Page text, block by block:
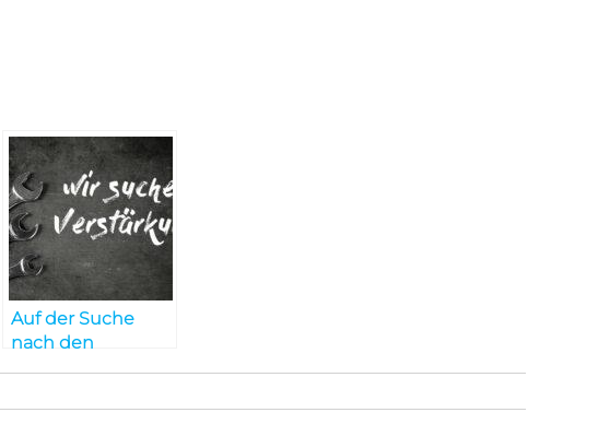
Auf der Suche
nach den
Talenten? So geht